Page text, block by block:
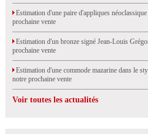
Estimation d'une paire d'appliques néoclassique
prochaine vente
Estimation d'un bronze signé Jean-Louis
prochaine vente
Estimation d'une commode mazarine dans le
notre prochaine vente
Voir toutes les actualités